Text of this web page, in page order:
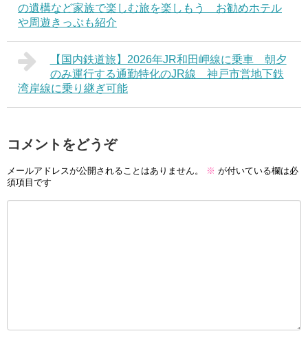
の遺構など家族で楽しむ旅を楽しもう お勧めホテル
や周遊きっぷも紹介
【国内鉄道旅】2026年JR和田岬線に乗車 朝夕
のみ運行する通勤特化のJR線 神戸市営地下鉄
湾岸線に乗り継ぎ可能
コメントをどうぞ
メールアドレスが公開されることはありません。 ※ が付いている欄は必
須項目です